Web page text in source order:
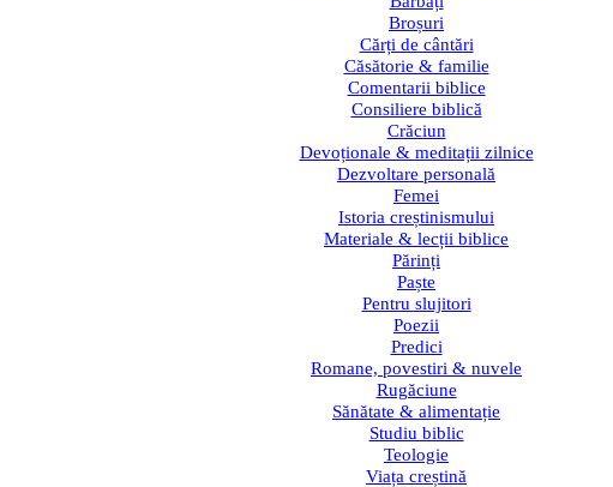
Broșuri
Cărți de cântări
Căsătorie & familie
Comentarii biblice
Consiliere biblică
Crăciun
Devoționale & meditații zilnice
Dezvoltare personală
Femei
Istoria creștinismului
Materiale & lecții biblice
Părinți
Paște
Pentru slujitori
Poezii
Predici
Romane, povestiri & nuvele
Rugăciune
Sănătate & alimentație
Studiu biblic
Teologie
Viața creștină